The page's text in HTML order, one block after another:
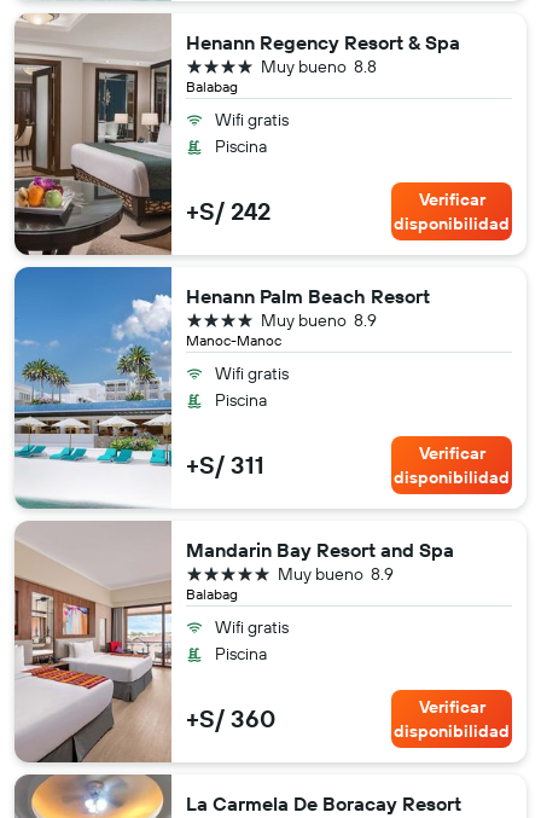
Henann Regency Resort & Spa
Balabag
8.8
Muy bueno
4 estrellas
Wifi gratis
Piscina
+S/ 242
Verificar
disponibilidad
Henann Palm Beach Resort
Manoc-Manoc
8.9
Muy bueno
4 estrellas
Wifi gratis
Piscina
+S/ 311
Verificar
disponibilidad
Mandarin Bay Resort and Spa
Balabag
8.9
Muy bueno
5 estrellas
Wifi gratis
Piscina
+S/ 360
Verificar
disponibilidad
La Carmela De Boracay Resort